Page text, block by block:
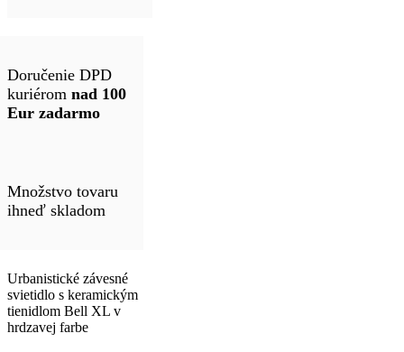
Doručenie DPD
kuriérom nad 100
Eur zadarmo
Množstvo tovaru
ihneď skladom
Urbanistické závesné
svietidlo s keramickým
tienidlom Bell XL v
hrdzavej farbe